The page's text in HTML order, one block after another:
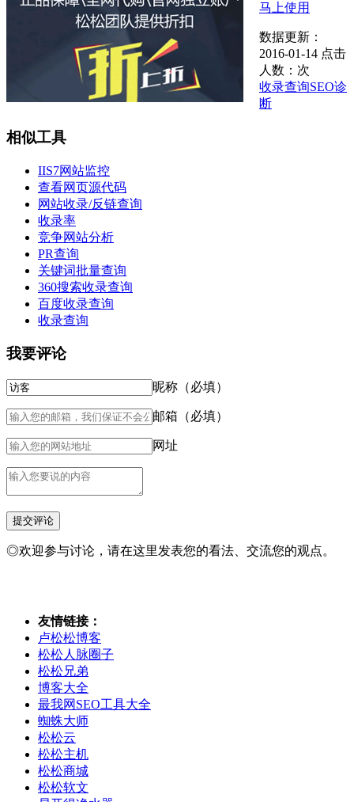
马上使用
数据更新：
2016-01-14 点击
人数： 次
收录查询SEO诊
断
相似工具
IIS7网站监控
查看网页源代码
网站收录/反链查询
收录率
竞争网站分析
PR查询
关键词批量查询
360搜索收录查询
百度收录查询
收录查询
我要评论
昵称（必填）
邮箱（必填）
网址
◎欢迎参与讨论，请在这里发表您的看法、交流您的观点。
友情链接：
卢松松博客
松松人脉圈子
松松兄弟
博客大全
最我网SEO工具大全
蜘蛛大师
松松云
松松主机
松松商城
松松软文